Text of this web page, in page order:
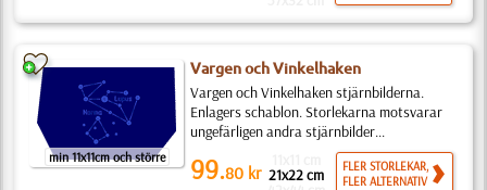
min 11x11cm och större
Vargen och Vinkelhaken
Vargen och Vinkelhaken stjärnbilderna.
Enlagers schablon. Storlekarna motsvarar
ungefärligen andra stjärnbilder...
99.80 kr 21x22 cm
FLER STORLEKAR,
FLER ALTERNATIV